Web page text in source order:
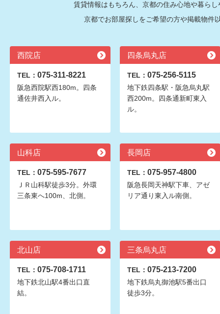
賃貸情報はもちろん、京都の住み心地や暮ら
京都でお部屋探しをご希望の方や掲載物件
西院店
TEL： 075-311-8221
阪急西院駅西180m。四条
通佐井西入ル。
四条烏丸店
TEL： 075-256-5115
地下鉄四条駅・阪急烏丸駅
西200m。四条通新町東入
ル。
山科店
TEL： 075-595-7677
ＪＲ山科駅徒歩3分。外環
三条東へ100m、北側。
長岡店
TEL： 075-957-4800
阪急長岡天神駅下車、アゼ
リア通り東入ル南側。
北山店
TEL： 075-708-1711
地下鉄北山駅4番出口直
結。
三条烏丸店
TEL： 075-213-7200
地下鉄烏丸御池駅5番出口
徒歩3分。